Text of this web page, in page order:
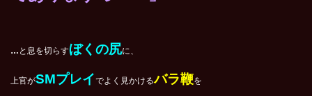
… と息を切らすぼくの尻に、
上官がSMプレイでよく見かけるバラ鞭を